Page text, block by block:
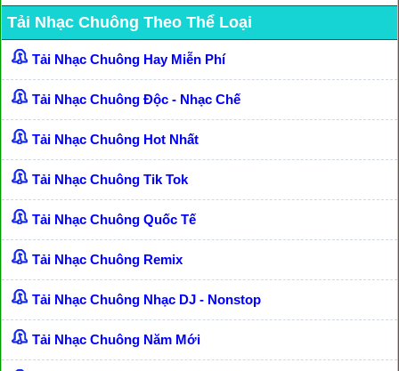
Tải Nhạc Chuông Theo Thể Loại
Tải Nhạc Chuông Hay Miễn Phí
Tải Nhạc Chuông Độc - Nhạc Chế
Tải Nhạc Chuông Hot Nhất
Tải Nhạc Chuông Tik Tok
Tải Nhạc Chuông Quốc Tế
Tải Nhạc Chuông Remix
Tải Nhạc Chuông Nhạc DJ - Nonstop
Tải Nhạc Chuông Năm Mới